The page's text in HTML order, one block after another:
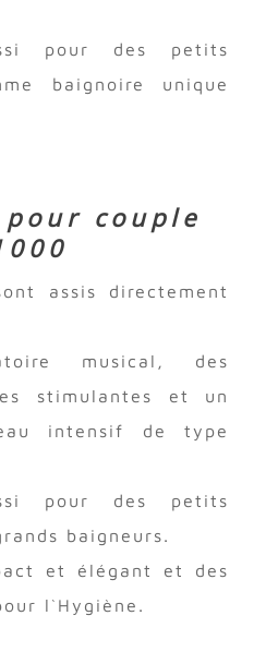
pour des petits
baignoire unique
couple
assis directement
musical, des
stimulantes et un
eau intensif de type
pour des petits
baigneurs.
et élégant et des
l`Hygiène.